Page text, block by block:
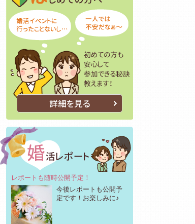
詳細を見る
レポートも随時公開予定！
今後レポートも公開予
定です！お楽しみに♪